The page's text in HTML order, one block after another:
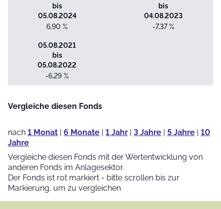
bis
05.08.2024
6,90 %
bis
04.08.2023
-7,37 %
05.08.2021
bis
05.08.2022
-6,29 %
Vergleiche diesen Fonds
nach 1 Monat | 6 Monate | 1 Jahr | 3 Jahre | 5 Jahre | 10
Jahre
Vergleiche diesen Fonds mit der Wertentwicklung von
anderen Fonds im Anlagesektor.
Der Fonds ist rot markiert - bitte scrollen bis zur
Markierung, um zu vergleichen